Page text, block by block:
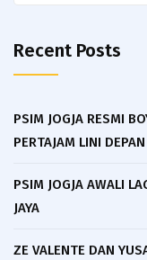
Recent Posts
PSIM JOGJA RESMI
PERTAJAM LINI DEPAN
PSIM JOGJA AWALI
JAYA
ZE VALENTE DAN